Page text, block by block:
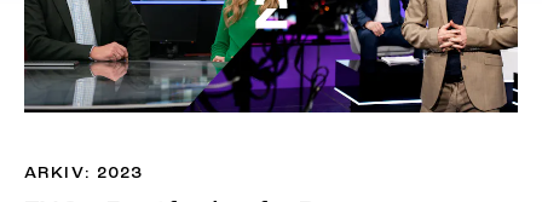
ARKIV: 2023